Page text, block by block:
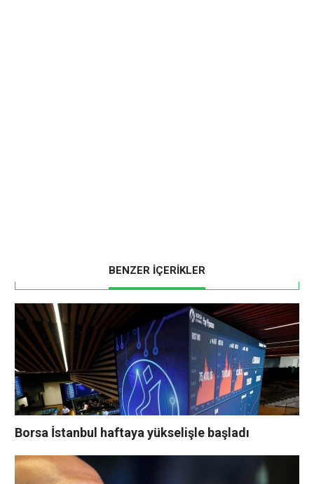
BENZER İÇERİKLER
Borsa İstanbul haftaya yükselişle başladı